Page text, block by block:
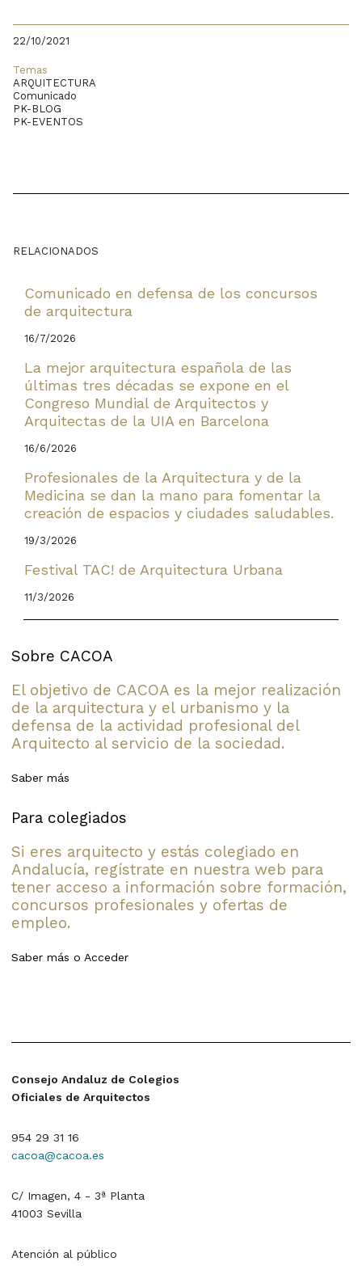
22/10/2021
Temas
ARQUITECTURA
Comunicado
PK-BLOG
PK-EVENTOS
RELACIONADOS
Comunicado en defensa de los concursos
de arquitectura
16/7/2026
La mejor arquitectura española de las
últimas tres décadas se expone en el
Congreso Mundial de Arquitectos y
Arquitectas de la UIA en Barcelona
16/6/2026
Profesionales de la Arquitectura y de la
Medicina se dan la mano para fomentar la
creación de espacios y ciudades saludables.
19/3/2026
Festival TAC! de Arquitectura Urbana
11/3/2026
Sobre CACOA
El objetivo de CACOA es la mejor realización
de la arquitectura y el urbanismo y la
defensa de la actividad profesional del
Arquitecto al servicio de la sociedad.
Saber más
Para colegiados
Si eres arquitecto y estás colegiado en
Andalucía, regístrate en nuestra web para
tener acceso a información sobre formación,
concursos profesionales y ofertas de
empleo.
Saber más o Acceder
Consejo Andaluz de Colegios
Oficiales de Arquitectos
954 29 31 16
cacoa@cacoa.es
C/ Imagen, 4 - 3ª Planta
41003 Sevilla
Atención al público